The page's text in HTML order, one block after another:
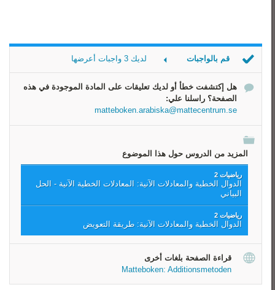
قم بالواجبات لديك 3 واجبات أعرضها
حِل النظام
حِل النظام 2
الحد الأعلى
هل إكتشفت خطأ أو لديك تعليقات على المادة الموجودة في هذه
الصفحة؟ راسلنا علي:
matteboken.arabiska@mattecentrum.se
المزيد من الدروس حول هذا الموضوع
رياضيات 2
الدوال الخطية والمعادلات الآنية: المعادلات الخطية الآنية - الحل
البياني
رياضيات 2
الدوال الخطية والمعادلات الآنية: طريقة التعويض
قراءة الصفحة بلغات أخرى
Matteboken: Additionsmetoden